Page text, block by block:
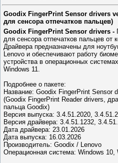
Goodix FingerPrint Sensor drivers
для сенсора отпечатков пальцев)
Goodix FingerPrint Sensor drivers -
для сенсора отпечатков пальцев от
Драйвера предназначены для
Lenovo и обеспечивают работу
устройства в операционных
Windows 11.
Подробнее о пакете:
Название: Goodix FingerPrint Sensor
(Goodix FingerPrint Reader drivers,
пальца Goodix)
Версия выпуска: 3.4.51.2020,
Версия драйвера: 3.4.51.1232,
Дата драйвера: 23.01.2026
Дата выпуска: 16.03.2026
Производитель: Goodix / Lenovo
Операционная система: Windows 10,